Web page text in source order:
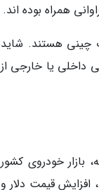
همراه بوده اند.
چینی هستند. شاید
داخلی یا خارجی از
خودروی کشور
افزایش قیمت دلار و